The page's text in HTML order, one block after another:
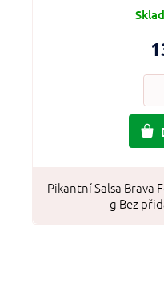
Pikantní Salsa Brava
g Bez